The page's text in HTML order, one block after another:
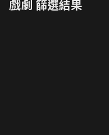
戲劇 篩選結果